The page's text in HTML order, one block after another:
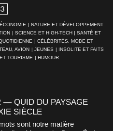
ÉCONOMIE | NATURE ET DÉVELOPPEMENT
| SCIENCE ET HIGH-TECH | SANTÉ ET
| CÉLÉBRITÉS, MODE ET
AVION | JEUNES | INSOLITE ET FAITS
TOURISME | HUMOUR
— QUID DU PAYSAGE
SIÈCLE
sont notre matière